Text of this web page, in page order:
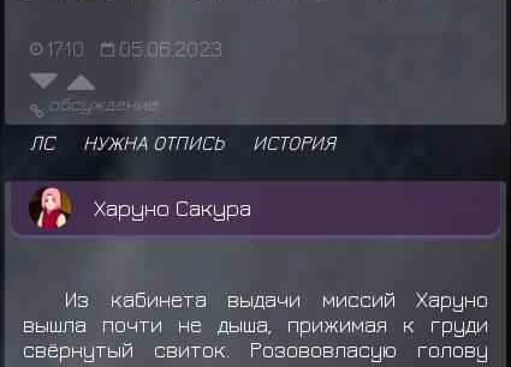
17:10 05.06.2023
обсуждение
ЛС НУЖНА ОТПИСЬ ИСТОРИЯ
Харуно Сакура
Из кабинета выдачи миссий Харуно
вышла почти не дыша, прижимая к груди
свёрнутый свиток. Розововласую голову